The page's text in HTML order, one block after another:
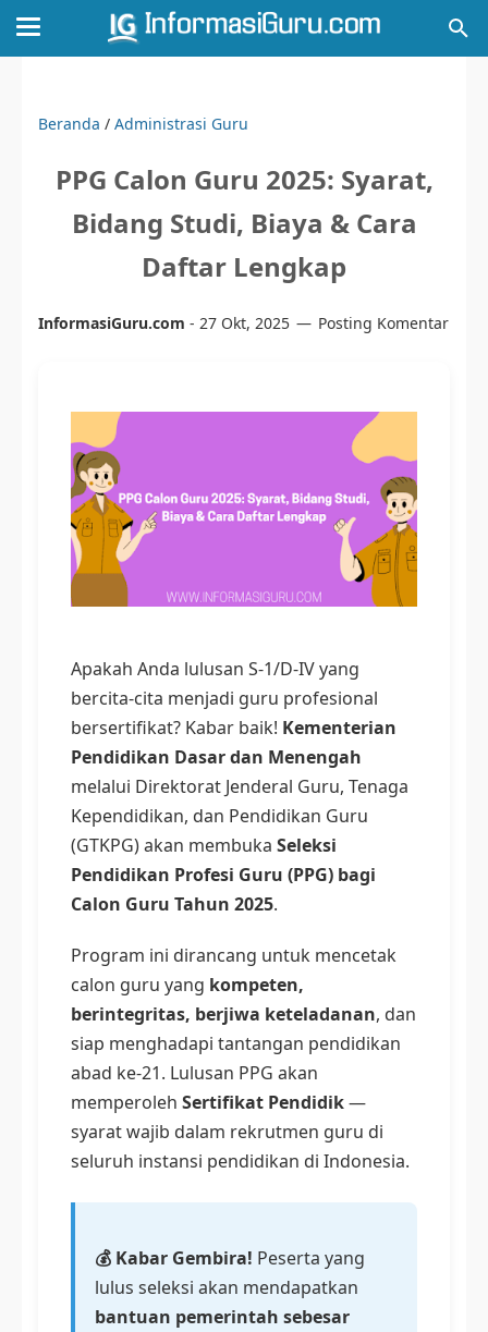
Beranda / Administrasi Guru
PPG Calon Guru 2025: Syarat,
Bidang Studi, Biaya & Cara
Daftar Lengkap
InformasiGuru.com - 27 Okt, 2025 Posting Komentar
Apakah Anda lulusan S-1/D-IV yang
bercita-cita menjadi guru profesional
bersertifikat? Kabar baik! Kementerian
Pendidikan Dasar dan Menengah
melalui Direktorat Jenderal Guru, Tenaga
Kependidikan, dan Pendidikan Guru
(GTKPG) akan membuka Seleksi
Pendidikan Profesi Guru (PPG) bagi
Calon Guru Tahun 2025.
Program ini dirancang untuk mencetak
calon guru yang kompeten,
berintegritas, berjiwa keteladanan, dan
siap menghadapi tantangan pendidikan
abad ke-21. Lulusan PPG akan
memperoleh Sertifikat Pendidik—
syarat wajib dalam rekrutmen guru di
seluruh instansi pendidikan di Indonesia.
💰 Kabar Gembira! Peserta yang
lulus seleksi akan mendapatkan
bantuan pemerintah sebesar